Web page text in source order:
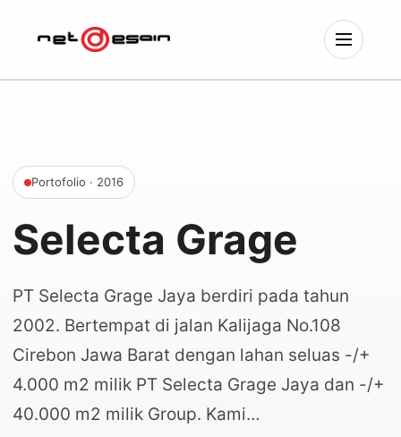
Portofolio · 2016
Selecta Grage
PT Selecta Grage Jaya berdiri pada tahun
2002. Bertempat di jalan Kalijaga No.108
Cirebon Jawa Barat dengan lahan seluas -/+
4.000 m2 milik PT Selecta Grage Jaya dan -/+
40.000 m2 milik Group. Kami…